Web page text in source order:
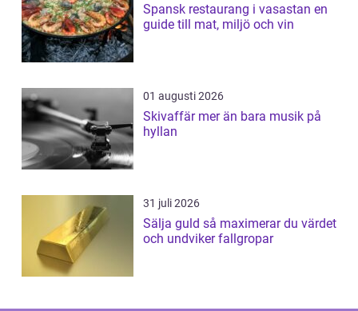
Spansk restaurang i vasastan en
guide till mat, miljö och vin
01 augusti 2026
Skivaffär mer än bara musik på
hyllan
31 juli 2026
Sälja guld så maximerar du värdet
och undviker fallgropar